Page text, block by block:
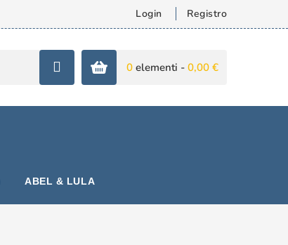
Login Registro
0 elementi - 0,00 €
ABEL & LULA